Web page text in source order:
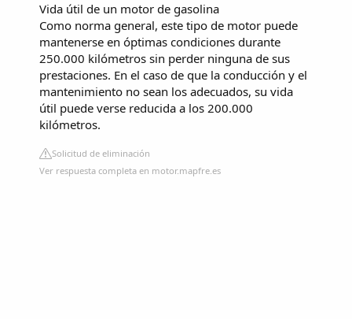
Vida útil de un motor de gasolina
Como norma general, este tipo de motor puede
mantenerse en óptimas condiciones durante
250.000 kilómetros sin perder ninguna de sus
prestaciones. En el caso de que la conducción y el
mantenimiento no sean los adecuados, su vida
útil puede verse reducida a los 200.000
kilómetros.
Solicitud de eliminación
Ver respuesta completa en motor.mapfre.es